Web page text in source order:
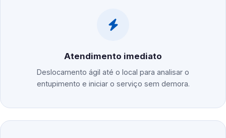
Atendimento imediato
Deslocamento ágil até o local para analisar o
entupimento e iniciar o serviço sem demora.